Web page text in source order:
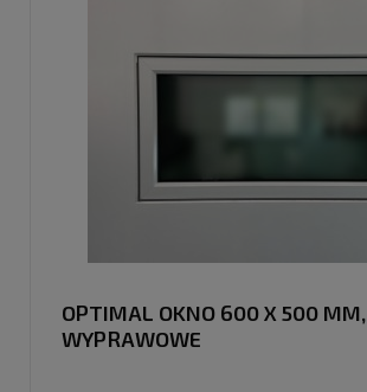
OPTIMAL OKNO 600 X 500 MM,
WYPRAWOWE